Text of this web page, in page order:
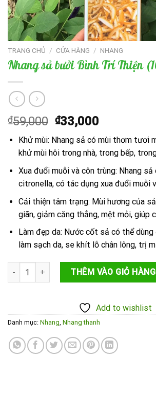
TRANG CHỦ / CỬA HÀNG / NHANG
Nhang sả bưởi Bình Trí Thiện
₫59,000 Giá
gốc
là:
₫59,000.
₫33,000
hiện
tại
là:
₫33,000.
Khử mùi: Nhang sả có mùi thơm tươi
khử mùi hôi trong nhà, trong bếp,
Xua đuổi muỗi và côn trùng: Nhang
citronella, có tác dụng xua đuổi muỗi
Cải thiện tâm trạng: Mùi hương của
giãn, giảm căng thẳng, mệt mỏi, giúp
Làm đẹp da: Nước cốt sả có thể
làm sạch da, se khít lỗ chân lông, trị
Nhang sả bưởi Bình Trí Thiện (100 thanh)
THÊM VÀO GIỎ HÀNG
Add to wishlist
Danh mục: Nhang Nhang thanh